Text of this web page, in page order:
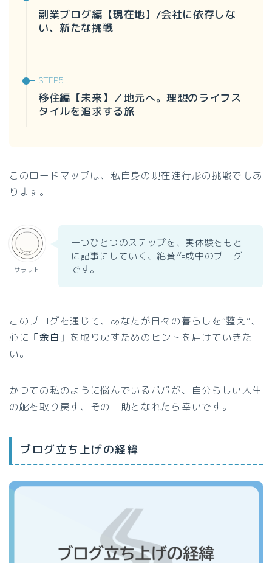
副業ブログ編【現在地】/会社に依存しな
い、新たな挑戦
移住編【未来】／地元へ。理想のライフス
タイルを追求する旅
このロードマップは、私自身の現在進行形の挑戦でもあ
ります。
サラット
一つひとつのステップを、実体験をもと
に記事にしていく、絶賛作成中のブログ
です。
このブログを通じて、あなたが日々の暮らしを“整え”、
心に 「余白」 を取り戻すためのヒントを届けていきた
い。
かつての私のように悩んでいるパパが、自分らしい人生
の舵を取り戻す、その一助となれたら幸いです。
ブログ立ち上げの経緯